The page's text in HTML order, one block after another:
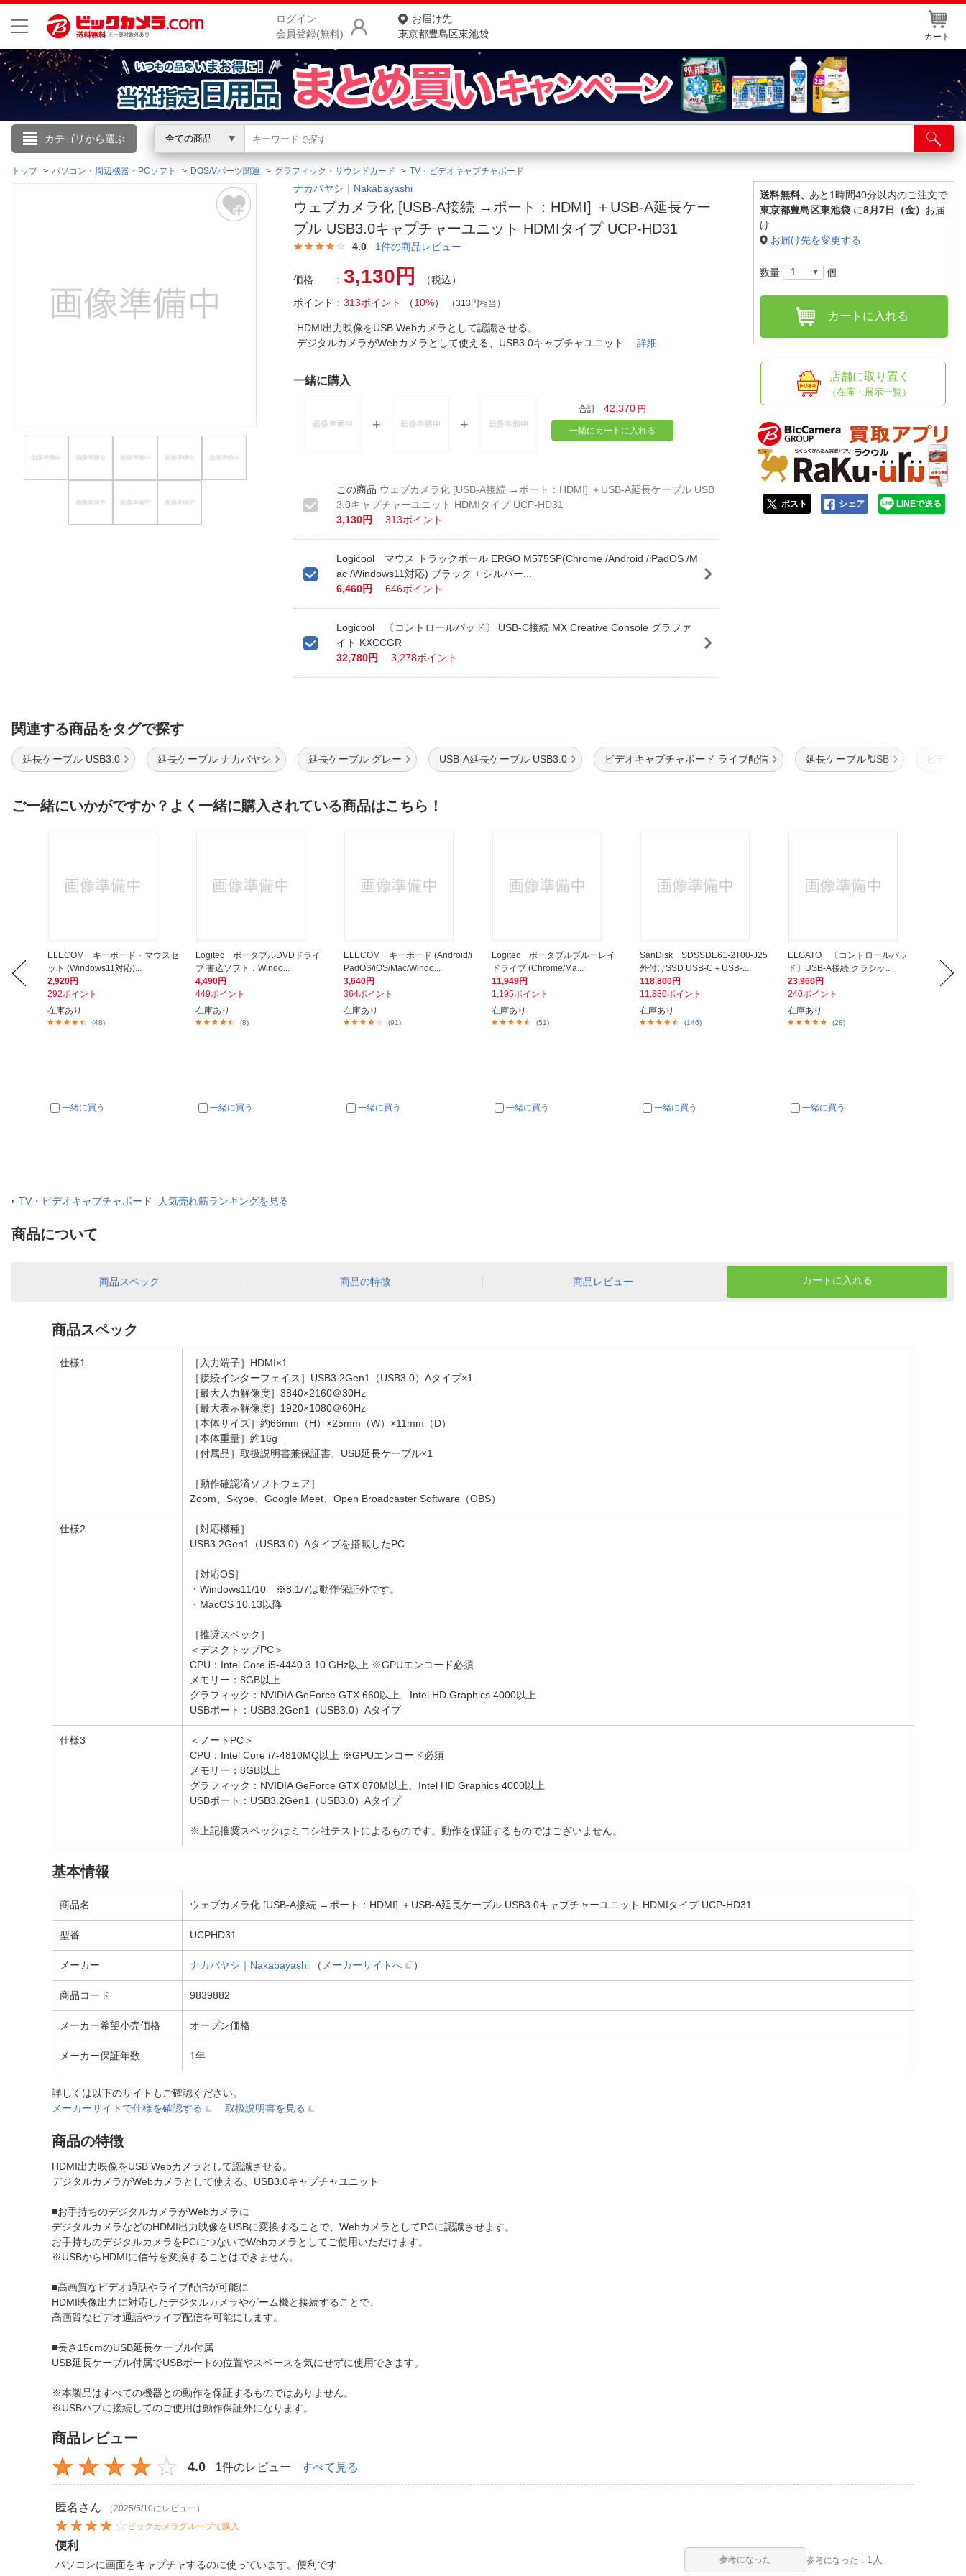
ログイン
会員登録(無料)
お届け先
東京都豊島区東池袋
カート
カテゴリから選ぶ 全ての商品
こんにちは
ログイン
閲覧履歴
商品をさがす
ランキングからさがす
カテゴリ一覧からさがす
お客様サポート
ご利用ガイド
よくある質問・お問合せ
店舗サービス
ネット取り置き
店舗情報・店舗一覧
IR情報
English / 中文
トップ パソコン・周辺機器・PCソフト DOS/Vパーツ関連 グラフィック・サウンドカード TV・ビデオキャプチャボード
ナカバヤシ｜Nakabayashi
ウェブカメラ化 [USB-A接続 →ポート：HDMI] ＋USB-A延長ケー
ブル USB3.0キャプチャーユニット HDMIタイプ UCP-HD31
4.0 1件の商品レビュー
価格 3,130円
（税込）
ポイント
313ポイント （10%） （313円相当）
HDMI出力映像をUSB Webカメラとして認識させる。
デジタルカメラがWebカメラとして使える、USB3.0キャプチャユニット詳細
一緒に購入
合計 42,370 円
一緒にカートに入れる
ウェブカメラ化 [USB-A接続 →ポート：HDMI] ＋USB-A延長ケーブル USB
3.0キャプチャーユニット HDMIタイプ UCP-HD31
3,130円
313ポイント
Logicool マウス トラックボール ERGO M575SP(Chrome /Android /iPadOS /M
ac /Windows11対応) ブラック + シルバー...
6,460円
646ポイント
Logicool 〔コントロールパッド〕 USB-C接続 MX Creative Console グラファ
イト KXCCGR
32,780円
3,278ポイント
送料無料、 あと1時間40分以内のご注文で
東京都豊島区東池袋 に8月7日（金） お届
け
お届け先を変更する
数量 個
カートに入れる
店舗に取り置く
（在庫・展示一覧）
ポスト シェア LINEで送る
関連する商品をタグで探す
延長ケーブル USB3.0 延長ケーブル ナカバヤシ 延長ケーブル グレー USB-A延長ケーブル USB3.0 ビデオキャプチャボード ライブ配信 延長ケーブル USB ビデオ
ご一緒にいかがですか？よく一緒に購入されている商品はこちら！
ELECOM キーボード・マウスセ
ット (Windows11対応)...
2,920円
292ポイント
在庫あり
(48)
一緒に買う
Logitec ポータブルDVDドライ
ブ 書込ソフト：Windo...
4,490円
449ポイント
在庫あり
(8)
一緒に買う
ELECOM キーボード (Android/i
PadOS/iOS/Mac/Windo...
3,640円
364ポイント
在庫あり
(91)
一緒に買う
Logitec ポータブルブルーレイ
ドライブ (Chrome/Ma...
11,949円
1,195ポイント
在庫あり
(51)
一緒に買う
SanDisk SDSSDE61-2T00-J25
外付けSSD USB-C＋USB-...
118,800円
11,880ポイント
在庫あり
(146)
一緒に買う
ELGATO 〔コントロールパッ
ド〕USB-A接続 クラシッ...
23,960円
240ポイント
在庫あり
(28)
一緒に買う
エイ
22,970
TV・ビデオキャプチャボード 人気売れ筋ランキングを見る
商品について
カートに入れる
商品スペック 商品の特徴 商品レビュー
商品スペック
仕様1
［入力端子］HDMI×1
［接続インターフェイス］USB3.2Gen1（USB3.0）Aタイプ×1
［最大入力解像度］3840×2160＠30Hz
［最大表示解像度］1920×1080＠60Hz
［本体サイズ］約66mm（H）×25mm（W）×11mm（D）
［本体重量］約16g
［付属品］取扱説明書兼保証書、USB延長ケーブル×1
［動作確認済ソフトウェア］
Zoom、Skype、Google Meet、Open Broadcaster Software（OBS）
仕様2
［対応機種］
USB3.2Gen1（USB3.0）Aタイプを搭載したPC
［対応OS］
・Windows11/10 ※8.1/7は動作保証外です。
・MacOS 10.13以降
［推奨スペック］
＜デスクトップPC＞
CPU：Intel Core i5-4440 3.10 GHz以上 ※GPUエンコード必須
メモリー：8GB以上
グラフィック：NVIDIA GeForce GTX 660以上、Intel HD Graphics 4000以上
USBポート：USB3.2Gen1（USB3.0）Aタイプ
仕様3
＜ノートPC＞
CPU：Intel Core i7-4810MQ以上 ※GPUエンコード必須
メモリー：8GB以上
グラフィック：NVIDIA GeForce GTX 870M以上、Intel HD Graphics 4000以上
USBポート：USB3.2Gen1（USB3.0）Aタイプ
※上記推奨スペックはミヨシ社テストによるものです。動作を保証するものではございません。
基本情報
商品名 ウェブカメラ化 [USB-A接続 →ポート：HDMI] ＋USB-A延長ケーブル USB3.0キャプチャーユニット HDMIタイプ UCP-HD31
型番 UCPHD31
メーカー ナカバヤシ｜Nakabayashi （ メーカーサイトへ ）
商品コード 9839882
メーカー希望小売価格 オープン価格
メーカー保証年数 1年
詳しくは以下のサイトもご確認ください。
メーカーサイトで仕様を確認する
取扱説明書を見る
商品の特徴
HDMI出力映像をUSB Webカメラとして認識させる。
デジタルカメラがWebカメラとして使える、USB3.0キャプチャユニット
■お手持ちのデジタルカメラがWebカメラに
デジタルカメラなどのHDMI出力映像をUSBに変換することで、WebカメラとしてPCに認識させます。
お手持ちのデジタルカメラをPCにつないでWebカメラとしてご使用いただけます。
※USBからHDMIに信号を変換することはできません。
■高画質なビデオ通話やライブ配信が可能に
HDMI映像出力に対応したデジタルカメラやゲーム機と接続することで、
高画質なビデオ通話やライブ配信を可能にします。
■長さ15cmのUSB延長ケーブル付属
USB延長ケーブル付属でUSBポートの位置やスペースを気にせずに使用できます。
※本製品はすべての機器との動作を保証するものではありません。
※USBハブに接続してのご使用は動作保証外になります。
商品レビュー
4.0 1件のレビュー すべて見る
匿名 さん
（2025/5/10にレビュー）
ビックカメラグループで購入
便利
パソコンに画面をキャプチャするのに使っています。便利です 参考になった 参考になった： 1人